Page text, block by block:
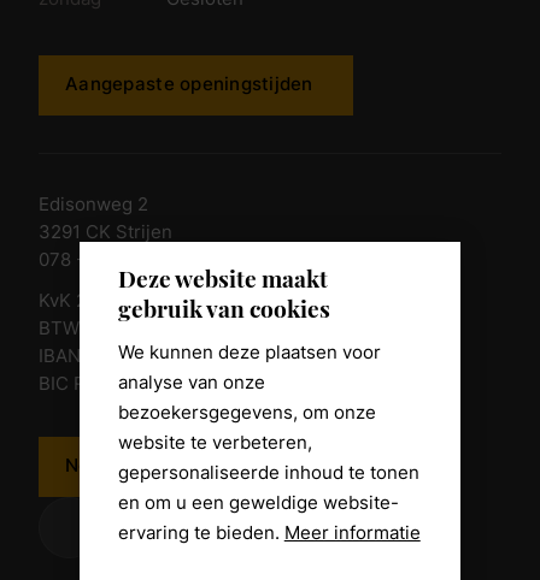
Deze website maakt
gebruik van cookies
We kunnen deze plaatsen voor
analyse van onze
bezoekersgegevens, om onze
website te verbeteren,
gepersonaliseerde inhoud te tonen
en om u een geweldige website-
ervaring te bieden. Meer informatie
Aangepaste openingstijden
Edisonweg 2
3291 CK Strijen
078 - 674 84 85
KvK 23011135
BTW nr. NL 805098938.B.01
IBAN NL10 RABO 0361 8039 58
BIC RABONL2U
Neem contact op